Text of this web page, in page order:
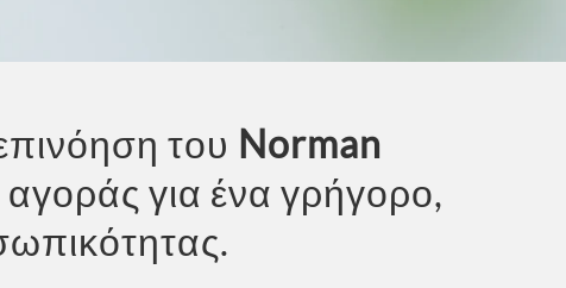
του Norman
για ένα γρήγορο,